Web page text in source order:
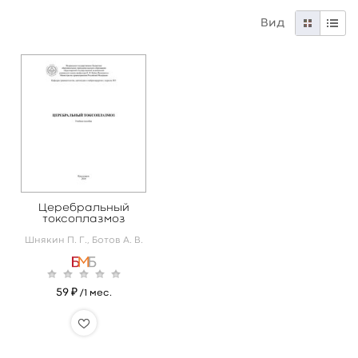
Вид
Церебральный
токсоплазмоз
Шнякин П. Г., Ботов А. В.
59 ₽ /1 мес.